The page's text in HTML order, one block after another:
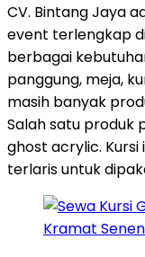
CV. Bintang Jaya
event terlengkap
berbagai
panggung, meja,
masih banyak
Salah satu produk
ghost acrylic.
terlaris untuk